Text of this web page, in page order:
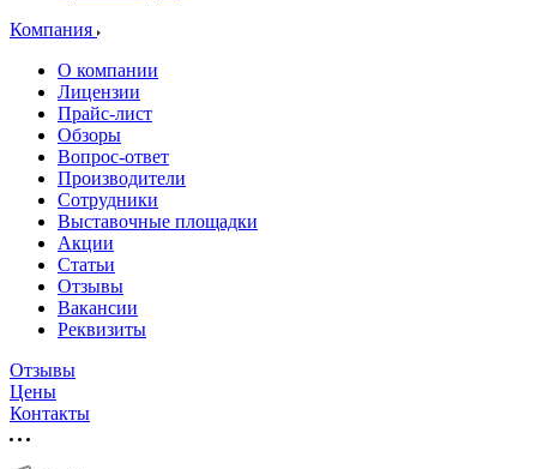
Компания
О компании
Лицензии
Прайс-лист
Обзоры
Вопрос-ответ
Производители
Сотрудники
Выставочные площадки
Акции
Статьи
Отзывы
Вакансии
Реквизиты
Отзывы
Цены
Контакты